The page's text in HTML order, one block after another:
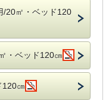
20㎡・ベッド120
・ベッド120㎝
120㎝